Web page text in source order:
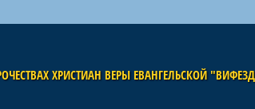
ХРИСТИАН ВЕРЫ ЕВАНГЕЛЬСКОЙ